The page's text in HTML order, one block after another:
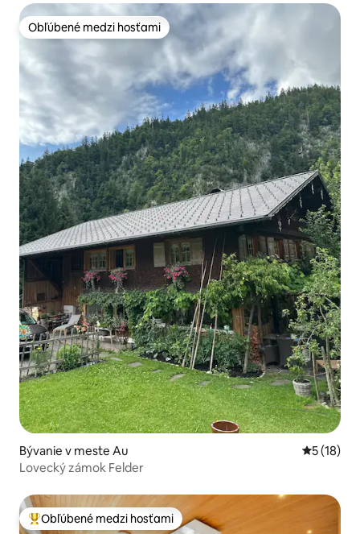
Obľúbené medzi hosťami
Obľúbené medzi hosťami
Bývanie v meste Au
5 (18)
Lovecký zámok Felder
Najobľúbenejšie medzi hosťami
Obľúbené medzi hosťami